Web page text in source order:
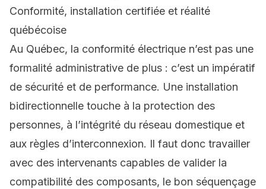
Conformité, installation certifiée et réalité
québécoise
Au Québec, la conformité électrique n’est pas une
formalité administrative de plus : c’est un impératif
de sécurité et de performance. Une installation
bidirectionnelle touche à la protection des
personnes, à l’intégrité du réseau domestique et
aux règles d’interconnexion. Il faut donc travailler
avec des intervenants capables de valider la
compatibilité des composants, le bon séquençage